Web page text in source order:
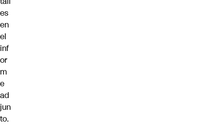
es
en
el
inf
or
m
e
ad
jun
to.